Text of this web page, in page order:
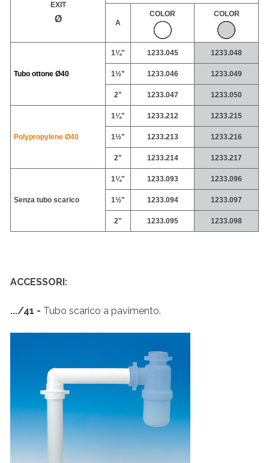
EXIT
Ø A
COLOR COLOR
Tubo ottone Ø40
1¼" 1233.045 1233.048
1½" 1233.046 1233.049
2" 1233.047 1233.050
Polypropylene Ø40
1¼" 1233.212 1233.215
1½" 1233.213 1233.216
2" 1233.214 1233.217
Senza tubo scarico
1¼" 1233.093 1233.096
1½" 1233.094 1233.097
2" 1233.095 1233.098
ACCESSORI:
.../41 - Tubo scarico a pavimento.